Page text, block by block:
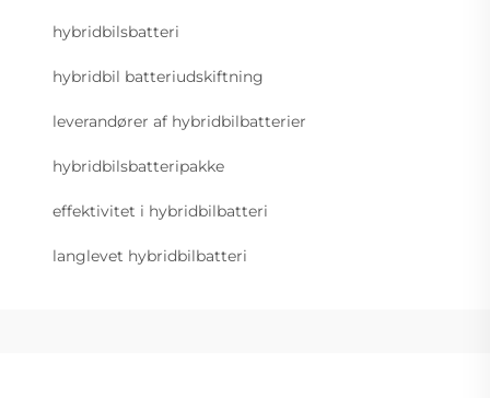
hybridbilsbatteri
hybridbil batteriudskiftning
leverandører af hybridbilbatterier
hybridbilsbatteripakke
effektivitet i hybridbilbatteri
langlevet hybridbilbatteri